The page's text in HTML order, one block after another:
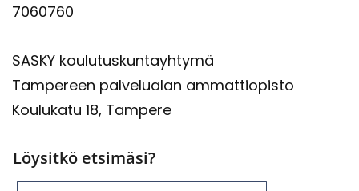
7060760
SASKY kou­lu­tus­kun­tayh­ty­mä
Tam­pe­reen pal­ve­lua­lan am­mat­tio­pis­to
Kou­lu­ka­tu 18, Tam­pe­re
Löysitkö etsimäsi?